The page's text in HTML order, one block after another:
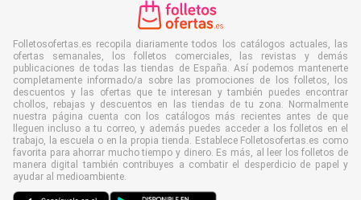
Folletosofertas.es recopila diariamente todos los catálogos actuales, las
ofertas semanales, los folletos comerciales, las revistas y demás
publicaciones de todas las tiendas de España. Así podemos mantenerte
completamente informado/a sobre las promociones de los folletos, los
descuentos y las ofertas que te interesan y también puedes encontrar
chollos, rebajas y descuentos en las tiendas de tu zona. Normalmente
nuestra página cuenta con los catálogos más recientes antes de que
lleguen incluso a tu correo, y además puedes acceder a los folletos en el
trabajo, la escuela o en la propia tienda. Establece Folletosofertas.es como
favorita para ahorrar mucho tiempo y dinero. Es más, al leer los folletos de
manera digital también contribuyes a combatir el desperdicio de papel y
ayudar al medioambiente.